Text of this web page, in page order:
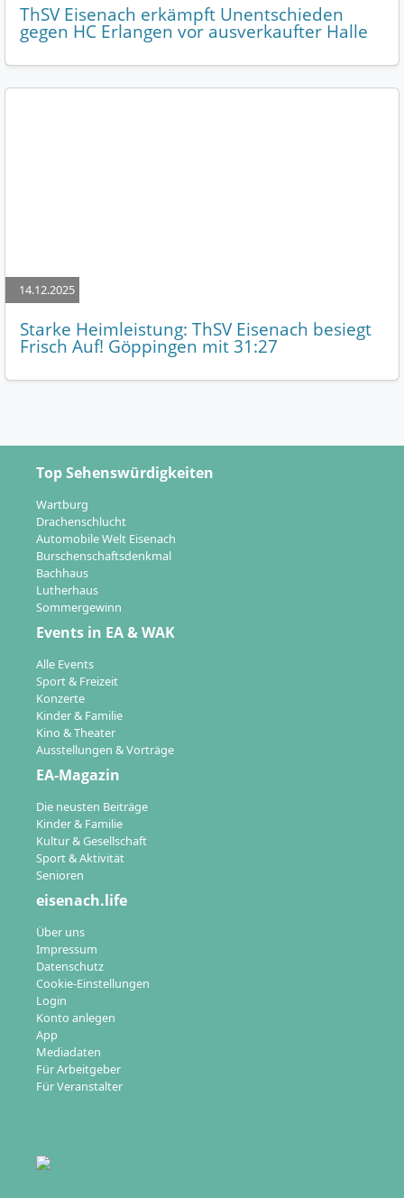
ThSV Eisenach erkämpft Unentschieden
gegen HC Erlangen vor ausverkaufter Halle
14.12.2025
Starke Heimleistung: ThSV Eisenach besiegt
Frisch Auf! Göppingen mit 31:27
Top Sehenswürdigkeiten
Wartburg
Drachenschlucht
Automobile Welt Eisenach
Burschenschaftsdenkmal
Bachhaus
Lutherhaus
Sommergewinn
Events in EA & WAK
Alle Events
Sport & Freizeit
Konzerte
Kinder & Familie
Kino & Theater
Ausstellungen & Vorträge
EA-Magazin
Die neusten Beiträge
Kinder & Familie
Kultur & Gesellschaft
Sport & Aktivität
Senioren
eisenach.life
Über uns
Impressum
Datenschutz
Cookie-Einstellungen
Login
Konto anlegen
App
Mediadaten
Für Arbeitgeber
Für Veranstalter